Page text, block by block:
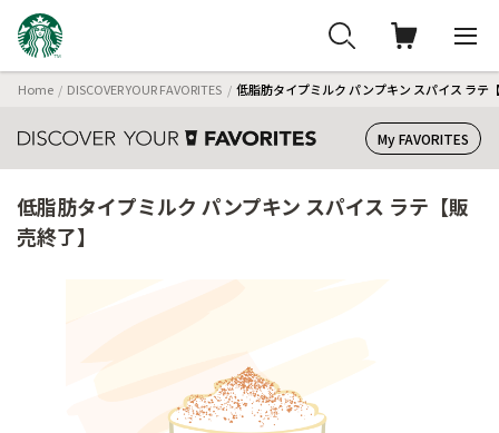
Home DISCOVER YOUR FAVORITES 低脂肪タイプミルク パンプキン スパイス ラテ
My FAVORITES
低脂肪タイプミルク パンプキン スパイス ラテ【販
売終了】